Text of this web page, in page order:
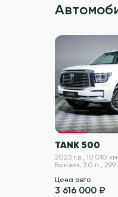
TANK 500
2023 г.в., 10 010
Бензин, 3.0 л., 299
Цена авто
3 616 000 ₽